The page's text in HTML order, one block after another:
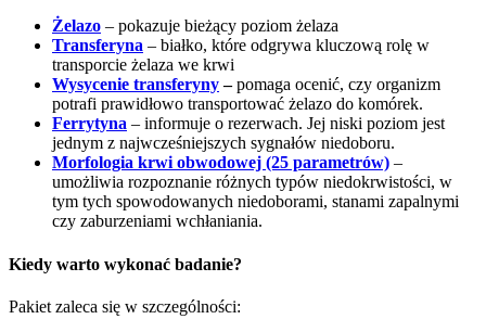
Żelazo – pokazuje bieżący poziom żelaza
Transferyna – białko, które odgrywa kluczową rolę w
transporcie żelaza we krwi
Wysycenie transferyny–pomaga ocenić, czy organizm
potrafi prawidłowo transportować żelazo do komórek.
Ferrytyna – informuje o rezerwach. Jej niski poziom jest
jednym z najwcześniejszych sygnałów niedoboru.
Morfologia krwi obwodowej (25 parametrów) –
umożliwia rozpoznanie różnych typów niedokrwistości, w
tym tych spowodowanych niedoborami, stanami zapalnymi
czy zaburzeniami wchłaniania.
Kiedy warto wykonać badanie?
Pakiet zaleca się w szczególności: